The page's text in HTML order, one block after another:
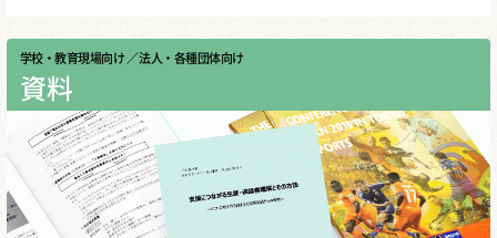
学校・教育現場向け ／ 法人・各種団体向け
資料